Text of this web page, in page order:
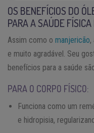
OS BENEFÍCIOS DO
PARA A SAÚDE
Assim como o manjericão,
e muito agradável. Seu
benefícios para a saúde
PARA O CORPO FÍSICO:
Funciona como um
e hidropisia,